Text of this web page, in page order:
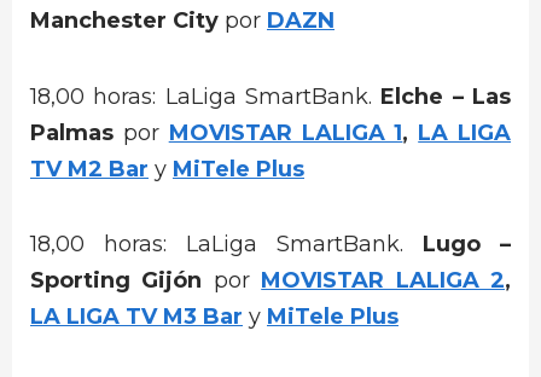
Manchester City por DAZN
18,00 horas: LaLiga SmartBank. Elche – Las
Palmas por MOVISTAR LALIGA 1, LA LIGA
TV M2 Bar y MiTele Plus
18,00 horas: LaLiga SmartBank. Lugo –
Sporting Gijón por MOVISTAR LALIGA 2,
LA LIGA TV M3 Bar y MiTele Plus